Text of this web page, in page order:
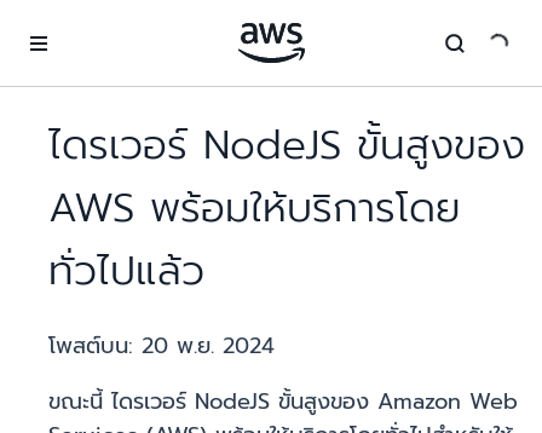
ไดรเวอร์ NodeJS ขั้นสูงของ
AWS พร้อมให้บริการโดย
ทั่วไปแล้ว
โพสต์บน: 20 พ.ย. 2024
ขณะนี้ ไดรเวอร์ NodeJS ขั้นสูงของ Amazon Web